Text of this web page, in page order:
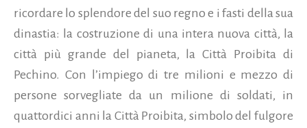
ricordare lo splendore del suo regno e i fasti della sua
dinastia: la costruzione di una intera nuova città, la
città più grande del pianeta, la Città Proibita di
Pechino. Con l’impiego di tre milioni e mezzo di
persone sorvegliate da un milione di soldati, in
quattordici anni la Città Proibita, simbolo del fulgore